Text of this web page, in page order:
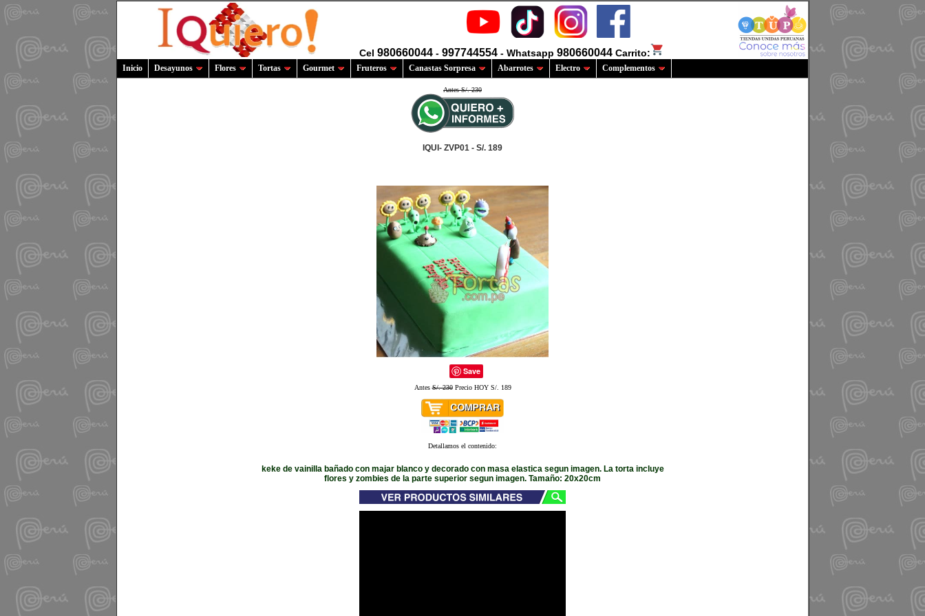
Cel 980660044 - 997744554 - Whatsapp 980660044 Carrito:
Inicio Desayunos Flores Tortas Gourmet Fruteros Canastas Sorpresa Abarrotes Electro Complementos
Antes S/. 230
IQUI- ZVP01 - S/. 189
Save
AntesS/. 230Precio HOY S/. 189
Detallamos el contenido:
keke de vainilla bañado con majar blanco y decorado con masa elastica segun imagen. La torta incluye
flores y zombies de la parte superior segun imagen. Tamaño: 20x20cm